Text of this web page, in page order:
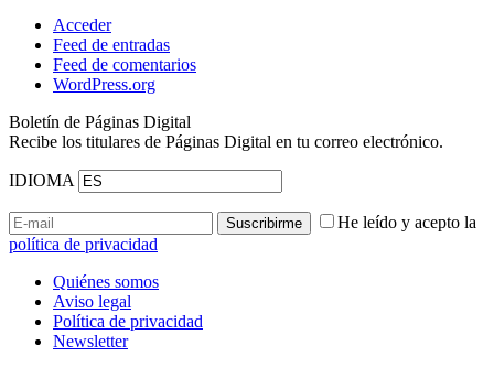
Acceder
Feed de entradas
Feed de comentarios
WordPress.org
Boletín de Páginas Digital
Recibe los titulares de Páginas Digital en tu correo electrónico.
IDIOMA
He leído y acepto la
política de privacidad
Quiénes somos
Aviso legal
Política de privacidad
Newsletter